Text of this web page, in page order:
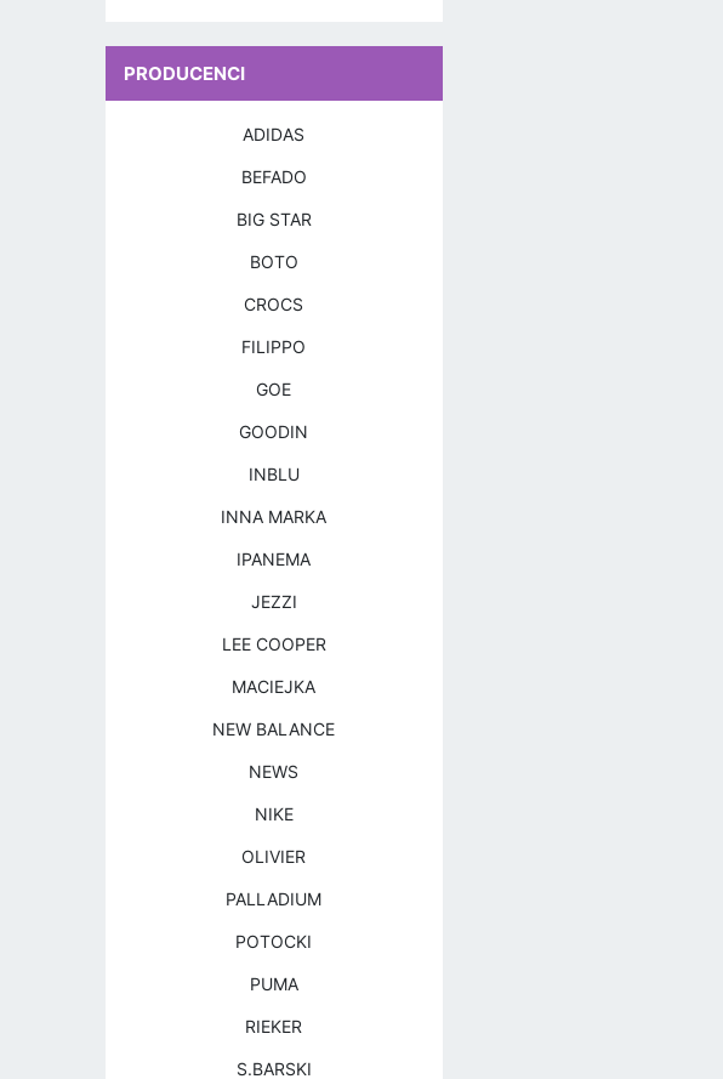
PRODUCENCI
ADIDAS
BEFADO
BIG STAR
BOTO
CROCS
FILIPPO
GOE
GOODIN
INBLU
INNA MARKA
IPANEMA
JEZZI
LEE COOPER
MACIEJKA
NEW BALANCE
NEWS
NIKE
OLIVIER
PALLADIUM
POTOCKI
PUMA
RIEKER
S.BARSKI